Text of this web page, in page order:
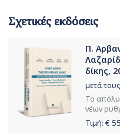
Σχετικές εκδόσεις
Π.
δίκης,
μετά
Το
νέων
Τιμή: €